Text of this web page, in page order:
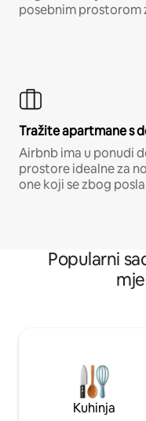
posebnim prostorom
Tražite apartmane s
Airbnb ima u ponudi
prostore idealne za
one koji se zbog
Popularni
Kuhinja